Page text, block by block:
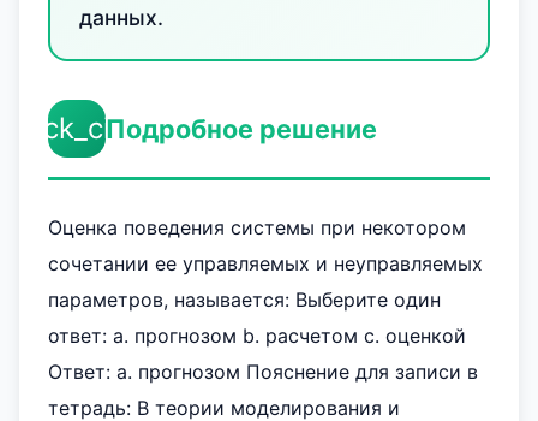
данных.
Подробное решение
Оценка поведения системы при некотором
сочетании ее управляемых и неуправляемых
параметров, называется: Выберите один
ответ: а. прогнозом b. расчетом с. оценкой
Ответ: а. прогнозом Пояснение для записи в
тетрадь: В теории моделирования и